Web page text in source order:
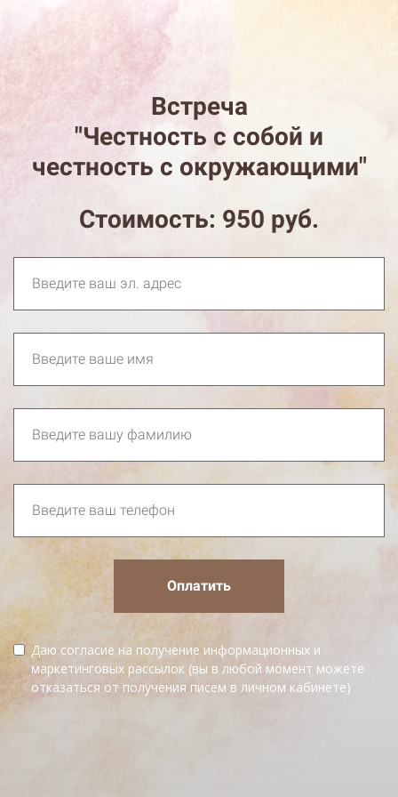
Встреча
"Честность с собой и
честность с окружающими"
Стоимость: 950 руб.
Оплатить
Даю согласие на получение информационных и
маркетинговых рассылок (вы в любой момент можете
отказаться от получения писем в личном кабинете)